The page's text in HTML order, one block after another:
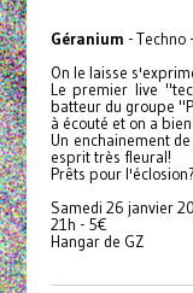
Géranium - Techno
On le laisse
Le premier live
batteur du groupe
à écouté et on a
Un enchainement
esprit très fleural!
Prêts pour l'éclosion?
Samedi 26 janvier
21h - 5€
Hangar de GZ